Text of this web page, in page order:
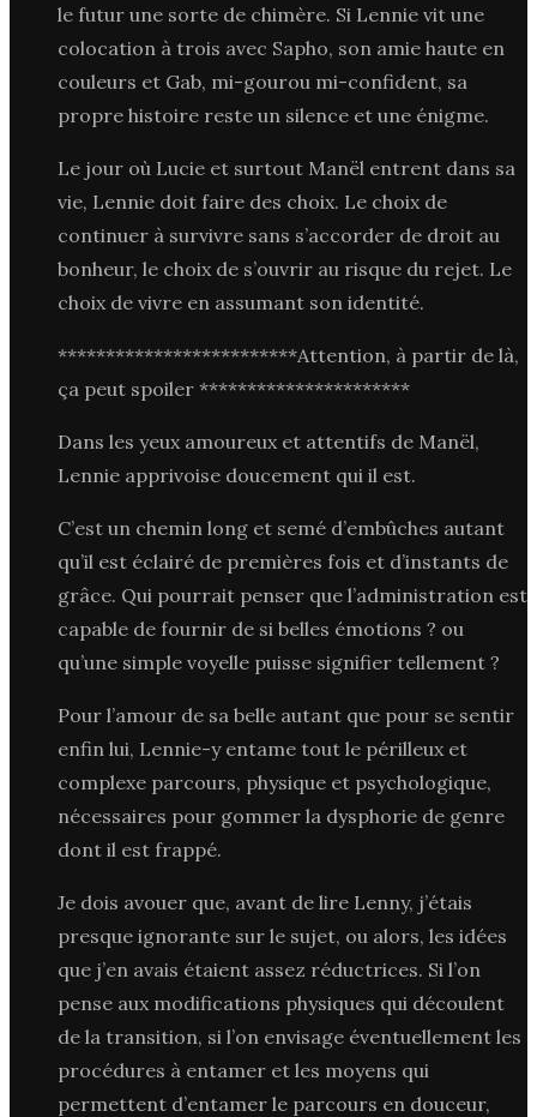
le futur une sorte de chimère. Si Lennie vit une
colocation à trois avec Sapho, son amie haute en
couleurs et Gab, mi-gourou mi-confident, sa
propre histoire reste un silence et une énigme.
Le jour où Lucie et surtout Manël entrent dans sa
vie, Lennie doit faire des choix. Le choix de
continuer à survivre sans s’accorder de droit au
bonheur, le choix de s’ouvrir au risque du rejet. Le
choix de vivre en assumant son identité.
*************************Attention, à partir de là,
ça peut spoiler **********************
Dans les yeux amoureux et attentifs de Manël,
Lennie apprivoise doucement qui il est.
C’est un chemin long et semé d’embûches autant
qu’il est éclairé de premières fois et d’instants de
grâce. Qui pourrait penser que l’administration est
capable de fournir de si belles émotions ? ou
qu’une simple voyelle puisse signifier tellement ?
Pour l’amour de sa belle autant que pour se sentir
enfin lui, Lennie-y entame tout le périlleux et
complexe parcours, physique et psychologique,
nécessaires pour gommer la dysphorie de genre
dont il est frappé.
Je dois avouer que, avant de lire Lenny, j’étais
presque ignorante sur le sujet, ou alors, les idées
que j’en avais étaient assez réductrices. Si l’on
pense aux modifications physiques qui découlent
de la transition, si l’on envisage éventuellement les
procédures à entamer et les moyens qui
permettent d’entamer le parcours en douceur,